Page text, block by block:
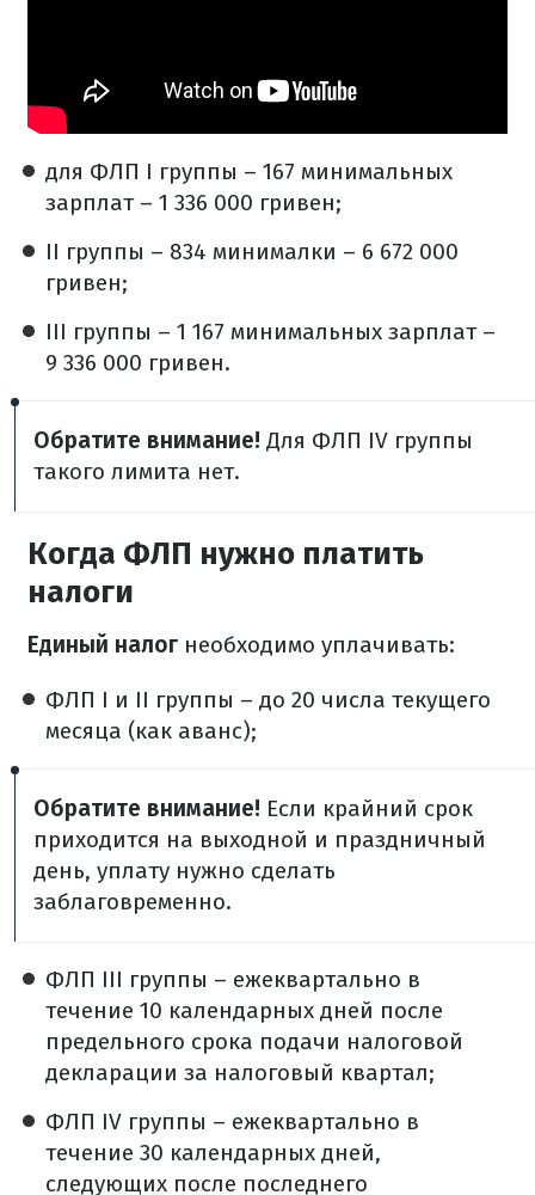
для ФЛП I группы – 167 минимальных
зарплат – 1 336 000 гривен;
II группы – 834 минималки – 6 672 000
гривен;
III группы – 1 167 минимальных зарплат –
9 336 000 гривен.
Обратите внимание! Для ФЛП IV группы
такого лимита нет.
Когда ФЛП нужно платить
налоги
Единый налог необходимо уплачивать:
ФЛП I и II группы – до 20 числа текущего
месяца (как аванс);
Обратите внимание! Если крайний срок
приходится на выходной и праздничный
день, уплату нужно сделать
заблаговременно.
ФЛП III группы – ежеквартально в
течение 10 календарных дней после
предельного срока подачи налоговой
декларации за налоговый квартал;
ФЛП IV группы – ежеквартально в
течение 30 календарных дней,
следующих после последнего